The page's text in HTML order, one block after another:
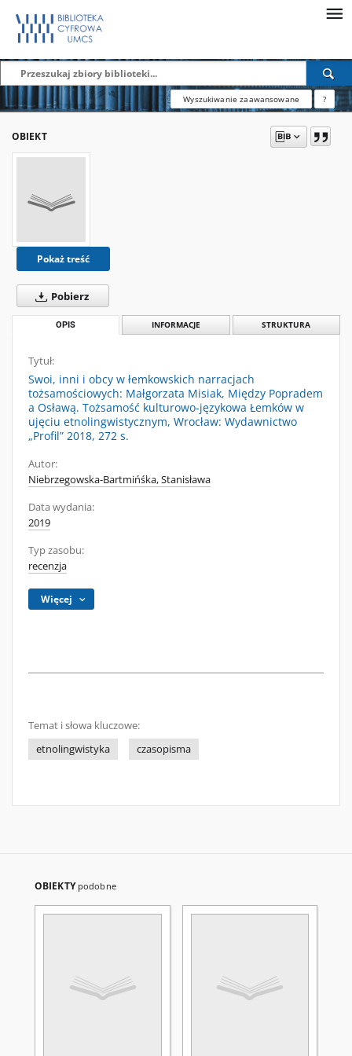
Wyszukiwanie zaawansowane ?
OBIEKT
Pokaż treść
Pobierz
OPIS INFORMACJE STRUKTURA
Tytuł:
Swoi, inni i obcy w łemkowskich narracjach
tożsamościowych: Małgorzata Misiak, Między Popradem
a Osławą. Tożsamość kulturowo-językowa Łemków w
ujęciu etnolingwistycznym, Wrocław: Wydawnictwo
„Profil” 2018, 272 s.
Autor:
Niebrzegowska-Bartmińśka, Stanisława
Data wydania:
2019
Typ zasobu:
recenzja
Więcej
Temat i słowa kluczowe:
etnolingwistyka
czasopisma
OBIEKTY podobne